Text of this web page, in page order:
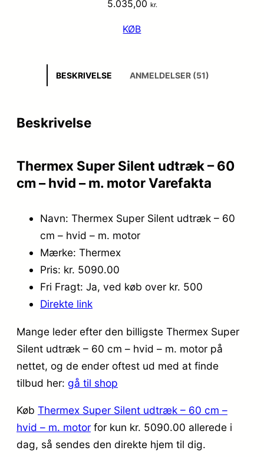
5.035,00 kr.
KØB
BESKRIVELSE ANMELDELSER (51)
Beskrivelse
Thermex Super Silent udtræk – 60
cm – hvid – m. motor Varefakta
Navn: Thermex Super Silent udtræk – 60
cm – hvid – m. motor
Mærke: Thermex
Pris: kr. 5090.00
Fri Fragt: Ja, ved køb over kr. 500
Direkte link
Mange leder efter den billigste Thermex Super
Silent udtræk – 60 cm – hvid – m. motor på
nettet, og de ender oftest ud med at finde
tilbud her: gå til shop
Køb Thermex Super Silent udtræk – 60 cm –
hvid – m. motor for kun kr. 5090.00 allerede i
dag, så sendes den direkte hjem til dig.